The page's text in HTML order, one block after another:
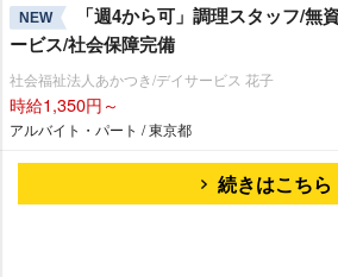
NEW
「週4から可」調理スタッフ/無
ービス/社会保障完備
社会福祉法人あかつき/デイサービス 花子
時給1,350円～
アルバイト・パート / 東京都
続きはこちら